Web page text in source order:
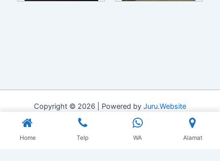
Copyright © 2026 | Powered by Juru.Website
Home Telp WA Alamat